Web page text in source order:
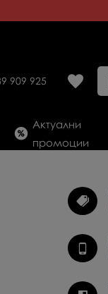
909 925
Актуални
промоции